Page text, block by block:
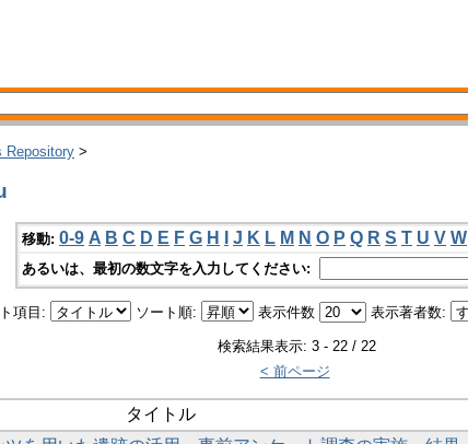
Repository >
移動: 0-9 A B C D E F G H J K L M N O P Q R S T U V W
あるいは、最初の数文字を入力してください:
項目: ソート順: 表示件数 表示著者数:
検索結果表示: 3 - 22 / 22
< 前ページ
タイトル